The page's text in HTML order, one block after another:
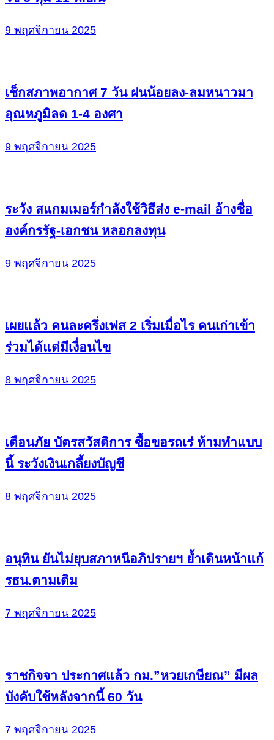
9 พฤศจิกายน 2025
เช็กสภาพอากาศ 7 วัน ฝนน้อยลง-ลมหนาวมา
อุณหภูมิลด 1-4 องศา
9 พฤศจิกายน 2025
ระวัง สแกมเมอร์กำลังใช้วิธีส่ง e-mail อ้างชื่อ
องค์กรรัฐ-เอกชน หลอกลงทุน
9 พฤศจิกายน 2025
เผยแล้ว คนละครึ่งเฟส 2 เริ่มเมื่อไร คนเก่าเข้า
ร่วมได้แต่มีเงื่อนไข
8 พฤศจิกายน 2025
เตือนภัย บัตรสวัสดิการ ซื้อขอรถเร่ ห้ามทำแบบ
นี้ ระวังเงินเกลี้ยงบัญชี
8 พฤศจิกายน 2025
อนุทิน ยันไม่ยุบสภาหนีอภิปรายฯ ย้ำเดินหน้าแก้
รธน.ตามเดิม
7 พฤศจิกายน 2025
ราชกิจจา ประกาศแล้ว กม.”หวยเกษียณ” มีผล
บังคับใช้หลังจากนี้ 60 วัน
7 พฤศจิกายน 2025